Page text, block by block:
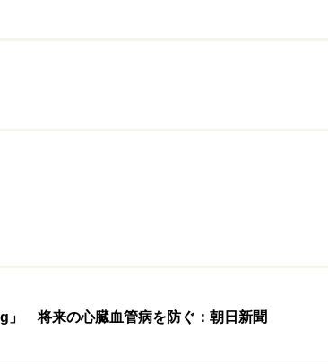
」 将来の心臓血管病を防ぐ：朝日新聞